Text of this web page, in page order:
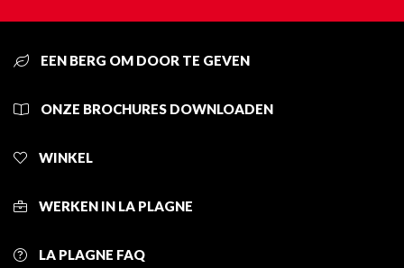
EEN BERG OM DOOR TE GEVEN
ONZE BROCHURES DOWNLOADEN
WINKEL
WERKEN IN LA PLAGNE
LA PLAGNE FAQ